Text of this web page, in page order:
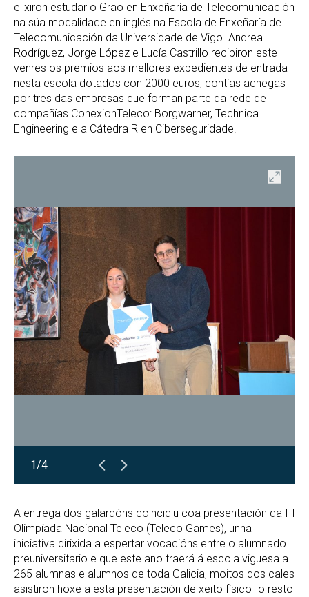
elixiron estudar o Grao en Enxeñaría de Telecomunicación
na súa modalidade en inglés na Escola de Enxeñaría de
Telecomunicación da Universidade de Vigo. Andrea
Rodríguez, Jorge López e Lucía Castrillo recibiron este
venres os premios aos mellores expedientes de entrada
nesta escola dotados con 2000 euros, contías achegas
por tres das empresas que forman parte da rede de
compañías ConexionTeleco: Borgwarner, Technica
Engineering e a Cátedra R en Ciberseguridade.
Abrir
1/4
A entrega dos galardóns coincidiu coa presentación da III
Olimpíada Nacional Teleco (Teleco Games), unha
iniciativa dirixida a espertar vocacións entre o alumnado
preuniversitario e que este ano traerá á escola viguesa a
265 alumnas e alumnos de toda Galicia, moitos dos cales
asistiron hoxe a esta presentación de xeito físico -o resto